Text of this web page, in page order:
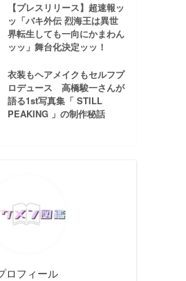
【プレスリリース】超速報ッ
ッ「バキ外伝 烈海王は異世
界転生しても一向にかまわん
ッッ」舞台化決定ッッ！
衣装もヘアメイクもセルフプ
ロデュース 高橋駿一さんが
語る1st写真集「 STILL
PEAKING 」の制作秘話
ロフィール